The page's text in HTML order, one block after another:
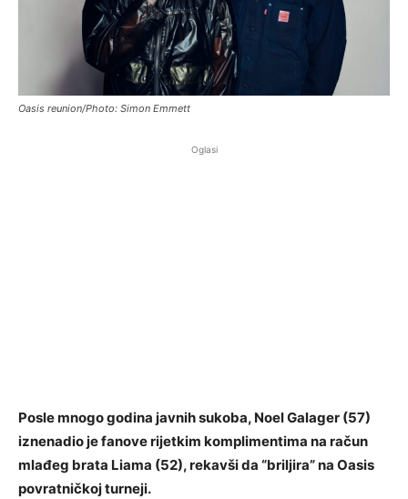
Oasis reunion/Photo: Simon Emmett
Oglasi
Posle mnogo godina javnih sukoba, Noel Galager (57)
iznenadio je fanove rijetkim komplimentima na račun
mlađeg brata Liama (52), rekavši da “briljira” na Oasis
povratničkoj turneji.